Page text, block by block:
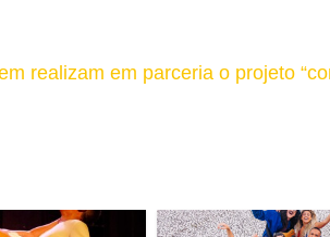
realizam em parceria o projeto